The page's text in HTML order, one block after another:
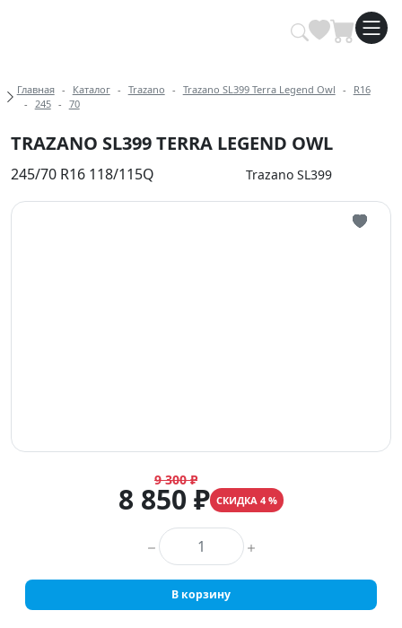
Купить автомобильные шины
Хлебные крошки
Главная Каталог Trazano Trazano SL399 Terra Legend Owl
R16
245
70
TRAZANO SL399 TERRA LEGEND OWL
245/70 R16 118/115Q Trazano SL399
9 300 ₽
8 850 ₽ СКИДКА 4 %
Количество товара
В корзину